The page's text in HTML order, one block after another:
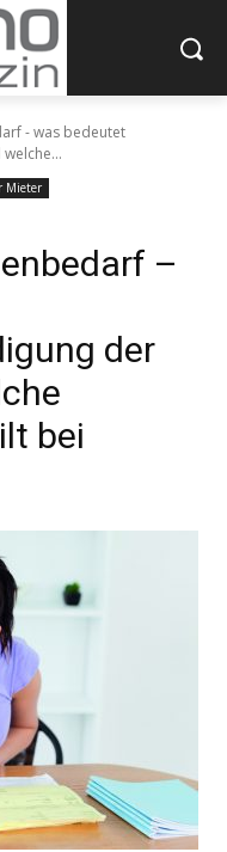
- was bedeutet
Mieter
–
der
bei